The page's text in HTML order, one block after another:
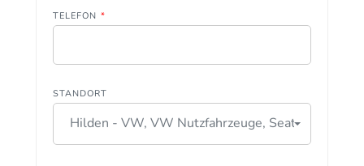
TELEFON *
STANDORT
Hilden - VW, VW Nutzfahrzeuge, Seat